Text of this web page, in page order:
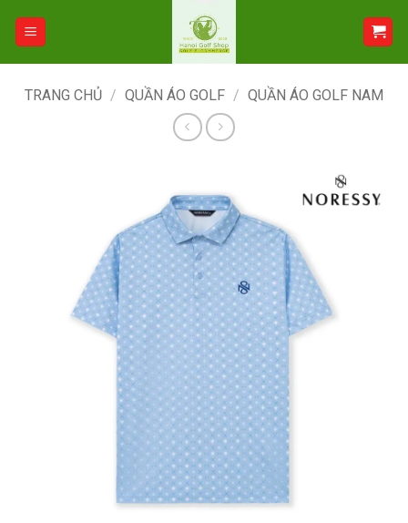
TRANG CHỦ / QUẦN ÁO GOLF / QUẦN ÁO GOLF NAM